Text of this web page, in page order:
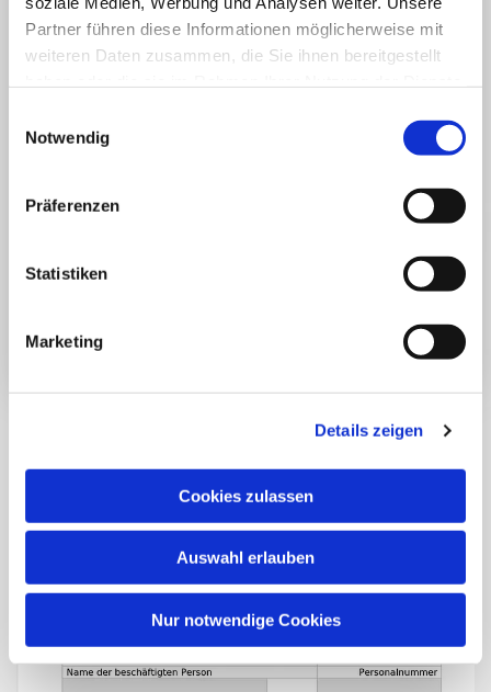
Partner führen diese Informationen möglicherweise mit
weiteren Daten zusammen, die Sie ihnen bereitgestellt
Notwendig
Präferenzen
Statistiken
Marketing
Details zeigen
Cookies zulassen
Auswahl erlauben
Nur notwendige Cookies
ZUM DOWNLOAD